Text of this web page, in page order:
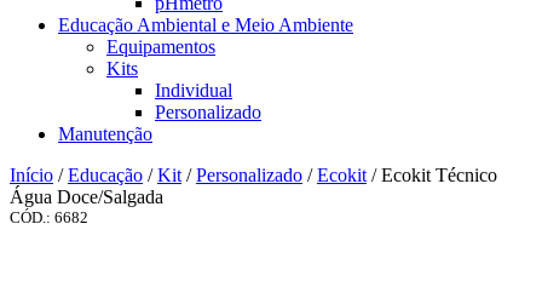
Educação Ambiental e Meio Ambiente
Equipamentos
Kits
Individual
Personalizado
Manutenção
Início /Educação /Kit /Personalizado /Ecokit / Ecokit Técnico
Água Doce/Salgada
CÓD.: 6682